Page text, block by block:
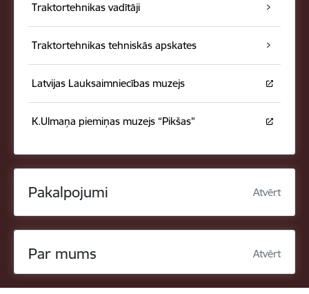
Traktortehnikas vadītāji
Traktortehnikas tehniskās apskates
Latvijas Lauksaimniecības muzejs
K.Ulmaņa piemiņas muzejs “Pikšas”
Pakalpojumi Atvērt
Par mums Atvērt